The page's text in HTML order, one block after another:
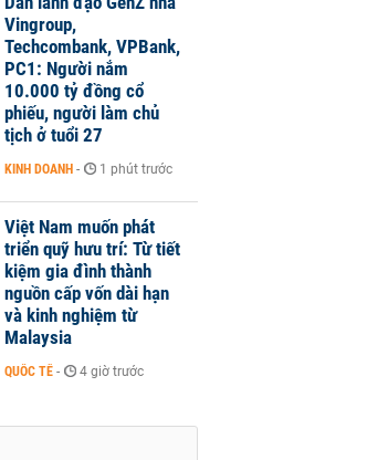
Vingroup,
Techcombank, VPBank,
PC1: Người nắm
10.000 tỷ đồng cổ
phiếu, người làm chủ
tịch ở tuổi 27
KINH DOANH - 1 phút trước
Việt Nam muốn phát
triển quỹ hưu trí: Từ tiết
kiệm gia đình thành
nguồn cấp vốn dài hạn
và kinh nghiệm từ
Malaysia
QUỐC TẾ - 4 giờ trước